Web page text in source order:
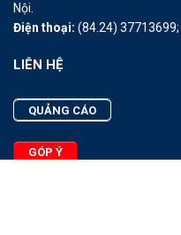
Nội.
Điện thoại: (84.24) 37713699;
LIÊN HỆ
QUẢNG CÁO
GÓP Ý